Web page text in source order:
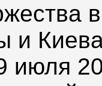
и
июля